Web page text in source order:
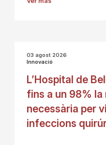
03 agost 2026
Innovació
L’Hospital de
fins a un 98% la
necessària per
infeccions